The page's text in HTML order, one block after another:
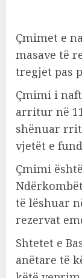
Çmimet e
masave të
tregjet pas
Çmimi i
arritur në
shënuar
vjetët e
Çmimi
të lëshuar
rezervat
Shtetet e
anëtare të